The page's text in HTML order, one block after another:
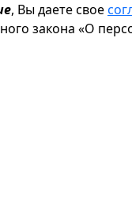
, Вы даете свое
закона «О